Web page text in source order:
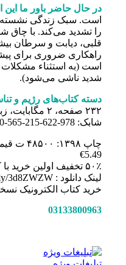
در حال حاضر باور ما این است
است. سبک زندگی نشسته،
را تشدید می‌کند. با چاق شدن،
قلبی، دیابت و سرطان
راهکاری ضروری برای
است (به‌ استثناء مشکلات
شدید ناشی می‌شود).
دسته کتاب‌های رژیم و تناسب
شابک: 978-622-215-565-0
لینک دانلود : https://bit.ly/3d8ZWZW
خرید کتاب الکترونیک نسخه
03133800963